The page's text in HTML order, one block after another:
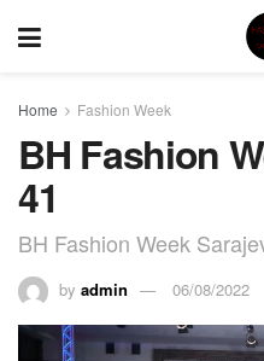
Home Fashion Week
BH Fashion
41
BH Fashion Week
by admin 06/08/2022